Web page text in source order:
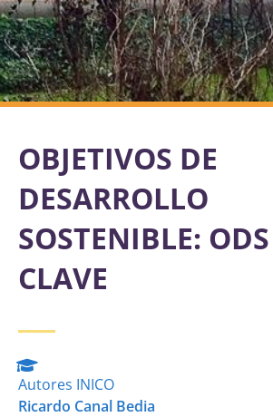
OBJETIVOS DE
DESARROLLO
SOSTENIBLE:
CLAVE
Autores INICO
Ricardo Canal Bedia